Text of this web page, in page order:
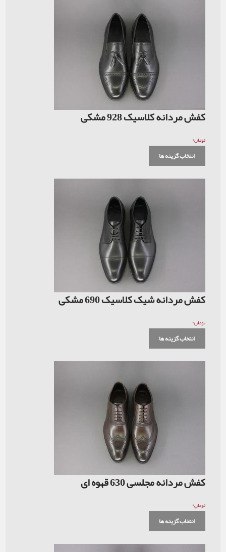
کفش مردانه کلاسیک 928 مشکی
تومان۰
انتخاب گزینه ها
کفش مردانه شیک کلاسیک 690 مشکی
تومان۰
انتخاب گزینه ها
کفش مردانه مجلسی 630 قهوه ای
تومان۰
انتخاب گزینه ها